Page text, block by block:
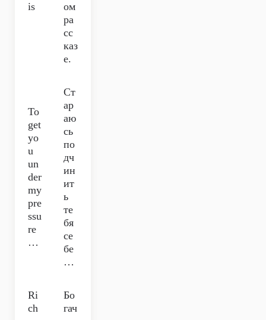
is
ом
ра
сс
каз
е.
To
get
yo
u
un
der
my
pre
ssu
re
…
Ст
ар
аю
сь
по
дч
ин
ит
ь
те
бя
се
бе
…
Ri
ch
Бо
гач